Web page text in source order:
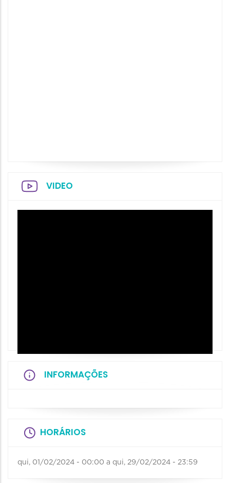
VIDEO
INFORMAÇÕES
HORÁRIOS
qui, 01/02/2024 - 00:00 a qui, 29/02/2024 - 23:59